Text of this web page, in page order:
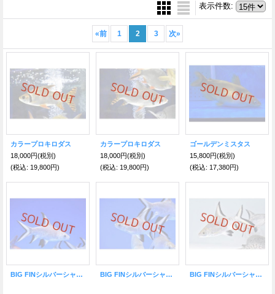
表示件数:
«前 1 2 3 次»
カラープロキロダス
18,000円(税別)
(税込: 19,800円)
カラープロキロダス
18,000円(税別)
(税込: 19,800円)
ゴールデンミスタス
15,800円(税別)
(税込: 17,380円)
BIG FINシルバーシャーク・ショートボディ BIG FINシルバーシャーク・ショートボディ BIG FINシルバーシャーク・ショートボディ